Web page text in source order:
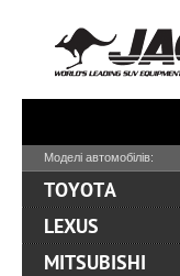
Моделі автомобілів:
TOYOTA
LEXUS
MITSUBISHI